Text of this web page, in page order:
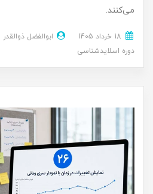
می‌کنند.
ابوالفضل ذوالقدر
دوره اسلایدشناسی